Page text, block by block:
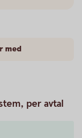
med
per avtal